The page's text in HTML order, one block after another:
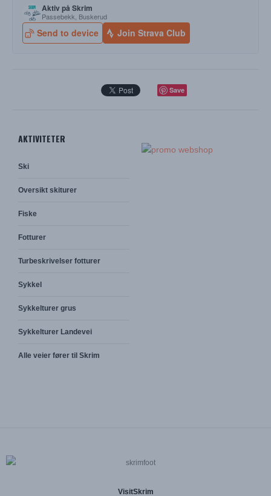
Save
AKTIVITETER
Ski
Oversikt skiturer
Fiske
Fotturer
Turbeskrivelser fotturer
Sykkel
Sykkelturer grus
Sykkelturer Landevei
Alle veier fører til Skrim
VisitSkrim